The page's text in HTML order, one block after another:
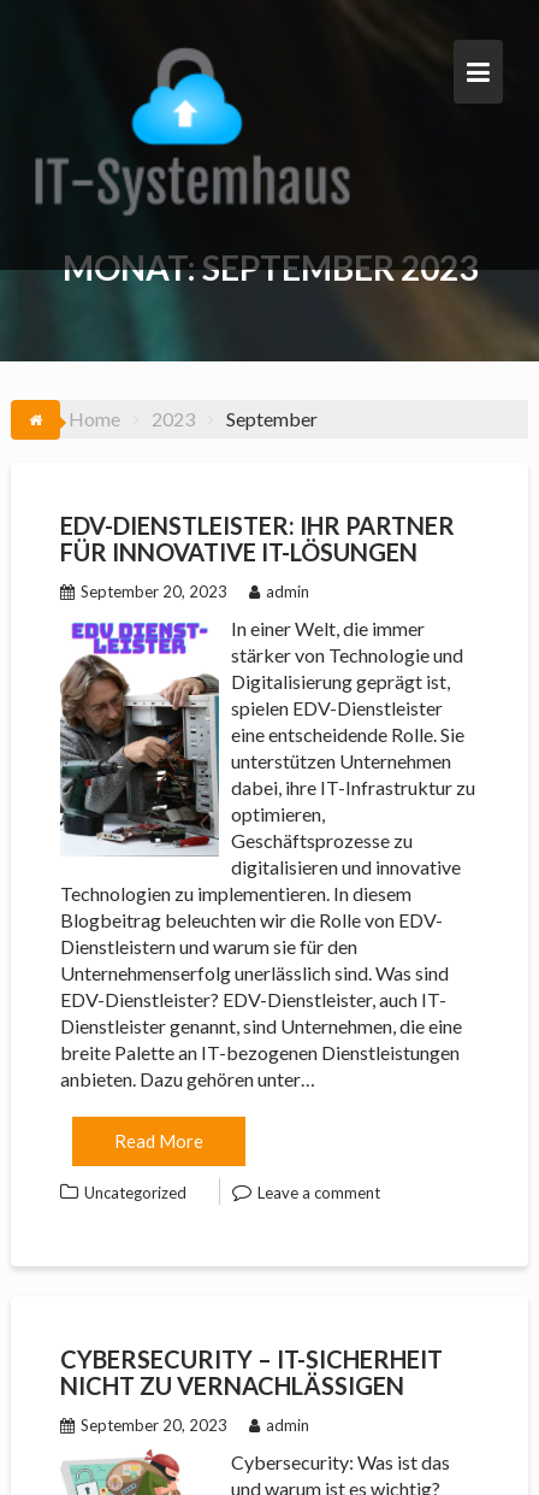
MONAT:SEPTEMBER 2023
Home 2023 September
EDV-DIENSTLEISTER: IHR PARTNER
FÜR INNOVATIVE IT-LÖSUNGEN
September 20, 2023 admin
In einer Welt, die immer
stärker von Technologie und
Digitalisierung geprägt ist,
spielen EDV-Dienstleister
eine entscheidende Rolle. Sie
unterstützen Unternehmen
dabei, ihre IT-Infrastruktur zu
optimieren,
Geschäftsprozesse zu
digitalisieren und innovative
Technologien zu implementieren. In diesem
Blogbeitrag beleuchten wir die Rolle von EDV-
Dienstleistern und warum sie für den
Unternehmenserfolg unerlässlich sind. Was sind
EDV-Dienstleister? EDV-Dienstleister, auch IT-
Dienstleister genannt, sind Unternehmen, die eine
breite Palette an IT-bezogenen Dienstleistungen
anbieten. Dazu gehören unter…
Read More
Uncategorized Leave a comment
CYBERSECURITY – IT-SICHERHEIT
NICHT ZU VERNACHLÄSSIGEN
September 20, 2023 admin
Cybersecurity: Was ist das
und warum ist es wichtig?